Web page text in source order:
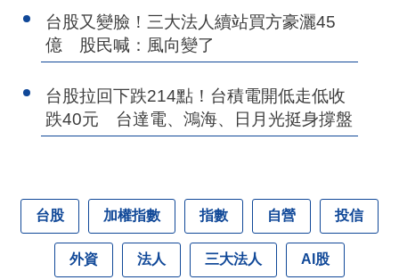
台股又變臉！三大法人續站買方豪灑45
億 股民喊：風向變了
台股拉回下跌214點！台積電開低走低收
跌40元 台達電、鴻海、日月光挺身撐盤
台股 加權指數 指數 自營 投信
外資 法人 三大法人 AI股